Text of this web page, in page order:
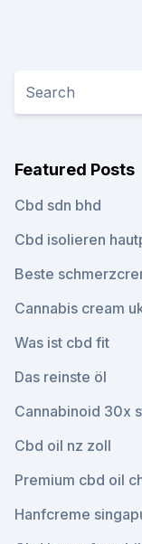
Featured Posts
Cbd sdn bhd
Cbd isolieren
Beste
Cannabis cream
Was ist cbd fit
Das reinste öl
Cannabinoid 30x
Cbd oil nz zoll
Premium cbd oil
Hanfcreme